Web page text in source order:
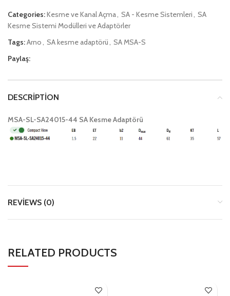
Categories:Kesme ve Kanal Açma SA - Kesme Sistemleri
SA
Kesme Sistemi Modülleri ve Adaptörler
Tags:Arno SA kesme adaptörü
SA MSA-S
Paylaş:
DESCRIPTION
MSA-SL-SA24015-44 SA Kesme Adaptörü
REVIEWS (0)
RELATED PRODUCTS